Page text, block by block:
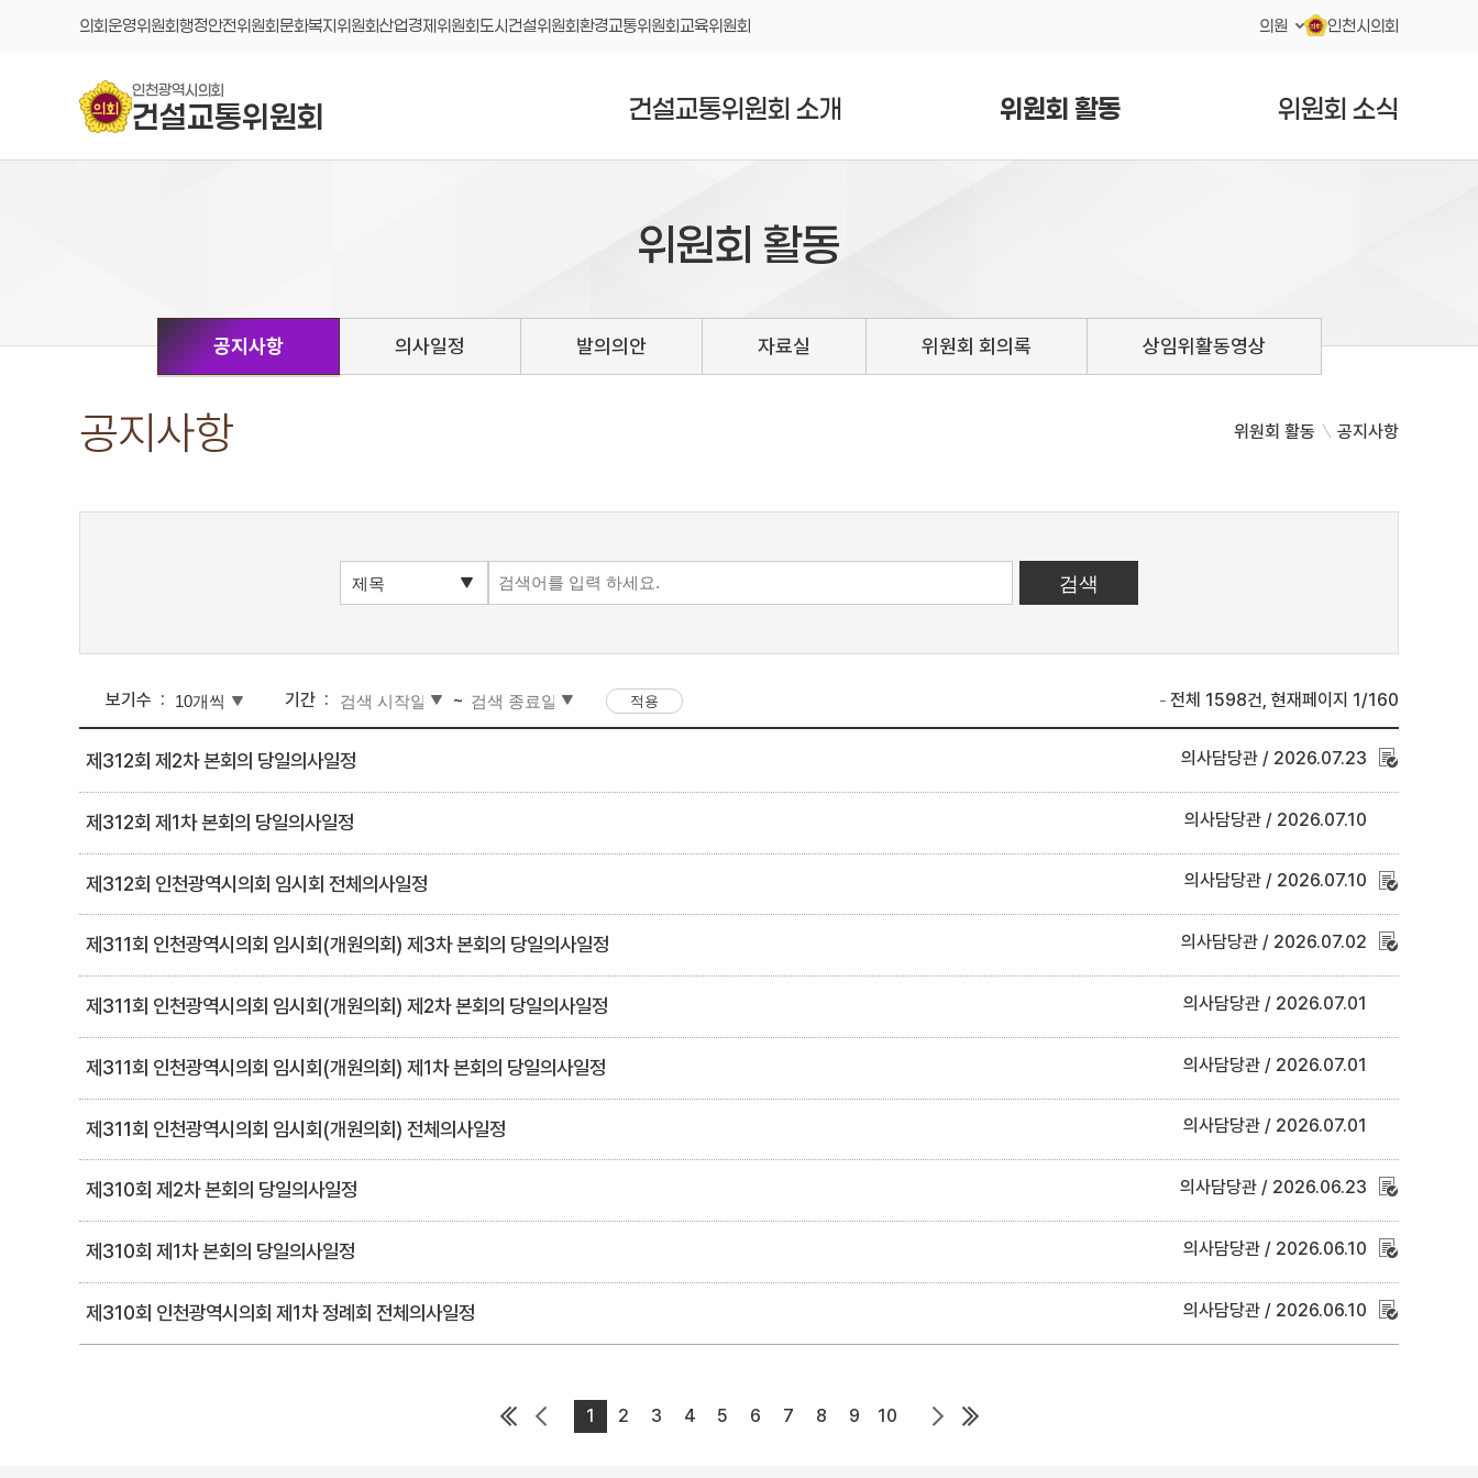
콘텐츠 바로가기
의회운영위원회행정안전위원회문화복지위원회산업경제위원회도시건설위원회환경교통위원회교육위원회 의원 인천시의회
인천광역시의회
건설교통위원회 건설교통위원회 소개 위원회 활동 위원회 소식
위원회 활동
공지사항 의사일정 발의의안 자료실 위원회 회의록 상임위활동영상
공지사항 위원회 활동 공지사항
보기수 기간 ~ 전체 1598건, 현재페이지 1/160
제312회 제2차 본회의 당일의사일정 의사담당관 2026.07.23
제312회 제1차 본회의 당일의사일정 의사담당관 2026.07.10
제312회 인천광역시의회 임시회 전체의사일정 의사담당관 2026.07.10
제311회 인천광역시의회 임시회(개원의회) 제3차 본회의 당일의사일정 의사담당관 2026.07.02
제311회 인천광역시의회 임시회(개원의회) 제2차 본회의 당일의사일정 의사담당관 2026.07.01
제311회 인천광역시의회 임시회(개원의회) 제1차 본회의 당일의사일정 의사담당관 2026.07.01
제311회 인천광역시의회 임시회(개원의회) 전체의사일정 의사담당관 2026.07.01
제310회 제2차 본회의 당일의사일정 의사담당관 2026.06.23
제310회 제1차 본회의 당일의사일정 의사담당관 2026.06.10
제310회 인천광역시의회 제1차 정례회 전체의사일정 의사담당관 2026.06.10
1 2 3 4 5 6 7 8 9 10